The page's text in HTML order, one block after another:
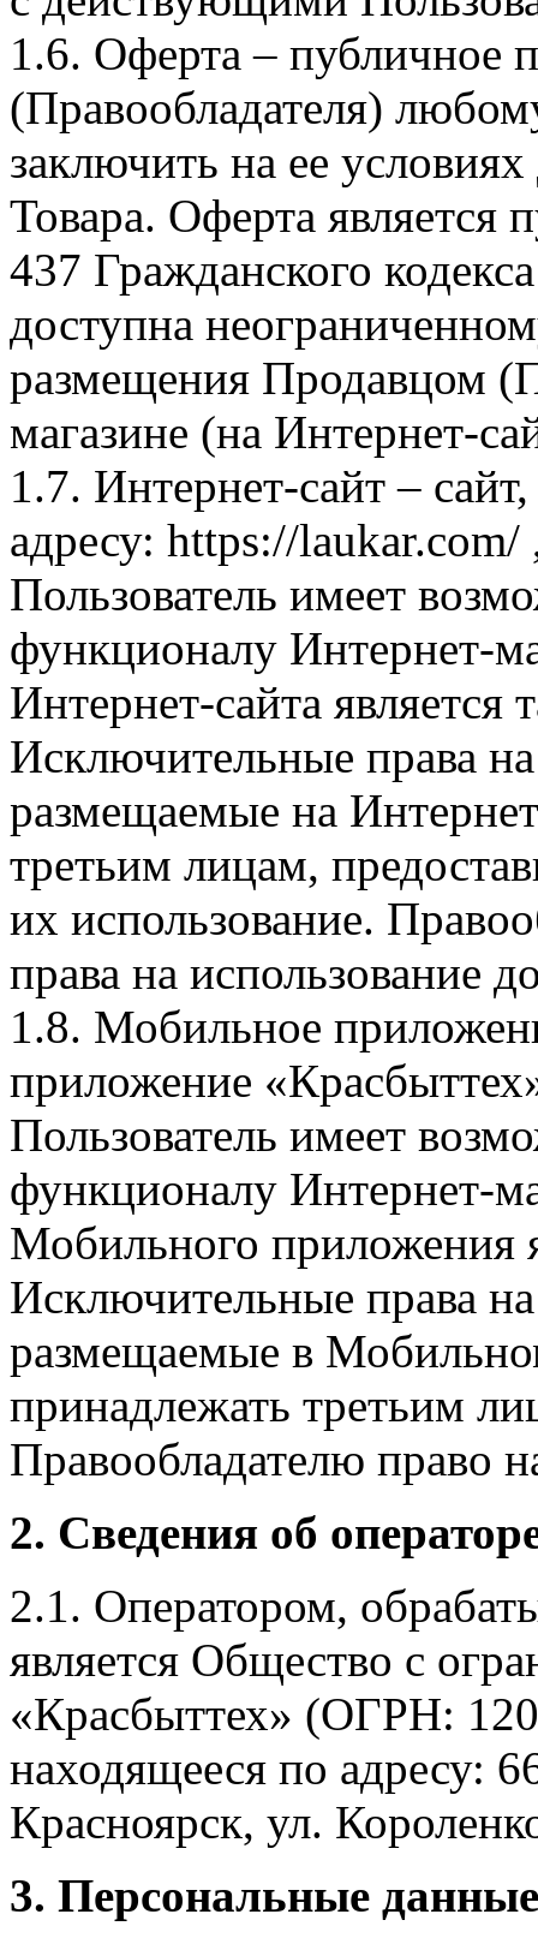
1.6. Оферта – публичное
(Правообладателя)
заключить на ее
Товара. Оферта является
437 Гражданского
доступна
размещения Продавцом
магазине (на Интернет-
1.7. Интернет-сайт –
адресу: https://laukar.com/
Пользователь имеет
функционалу Интернет-
Интернет-сайта
Исключительные права
размещаемые на
третьим лицам,
их использование.
права на использование
1.8. Мобильное
приложение
Пользователь имеет
функционалу Интернет-
Мобильного приложения
Исключительные права
размещаемые в
принадлежать третьим
Правообладателю право
2. Сведения об
2.1. Оператором,
является Общество с
«Красбыттех» (ОГРН:
находящееся по адресу:
Красноярск, ул.
3. Персональные